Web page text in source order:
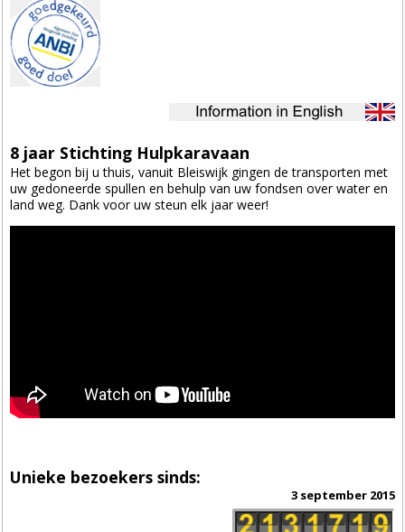
8 jaar Stichting Hulpkaravaan
Het begon bij u thuis, vanuit Bleiswijk gingen de transporten met
uw gedoneerde spullen en behulp van uw fondsen over water en
land weg. Dank voor uw steun elk jaar weer!
Unieke bezoekers sinds:
3 september 2015